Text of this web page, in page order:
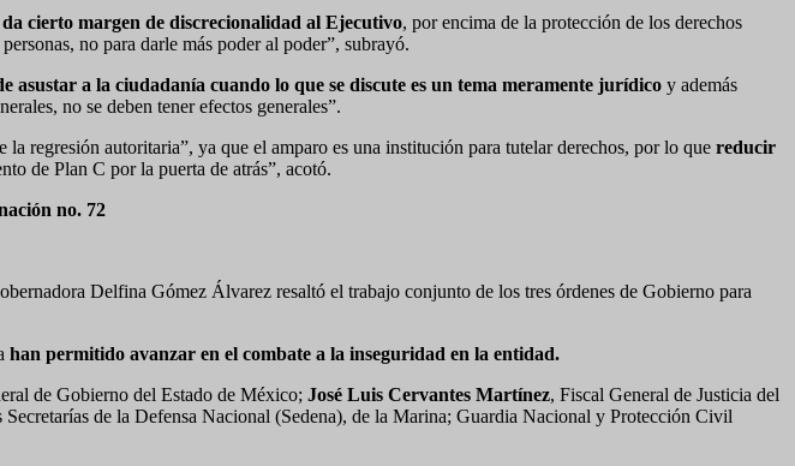
da cierto margen de discrecionalidad al Ejecutivo, por encima de la protección de los derechos
no para darle más poder al poder”, subrayó.
asustar a la ciudadanía cuando lo que se discute es un tema meramente jurídico y además
no se deben tener efectos generales”.
regresión autoritaria”, ya que el amparo es una institución para tutelar derechos, por lo que reducir
de Plan C por la puerta de atrás”, acotó.
no. 72
Delfina Gómez Álvarez resaltó el trabajo conjunto de los tres órdenes de Gobierno para
han permitido avanzar en el combate a la inseguridad en la entidad.
de Gobierno del Estado de México; José Luis Cervantes Martínez, Fiscal General de Justicia del
Secretarías de la Defensa Nacional (Sedena), de la Marina; Guardia Nacional y Protección Civil